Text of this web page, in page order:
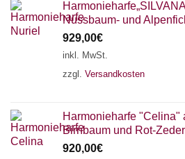
Nussbaum- und
929,00€
inkl. MwSt.
zzgl. Versandkosten
Harmonieharfe "Celina"
Birnbaum und Rot-
920,00€